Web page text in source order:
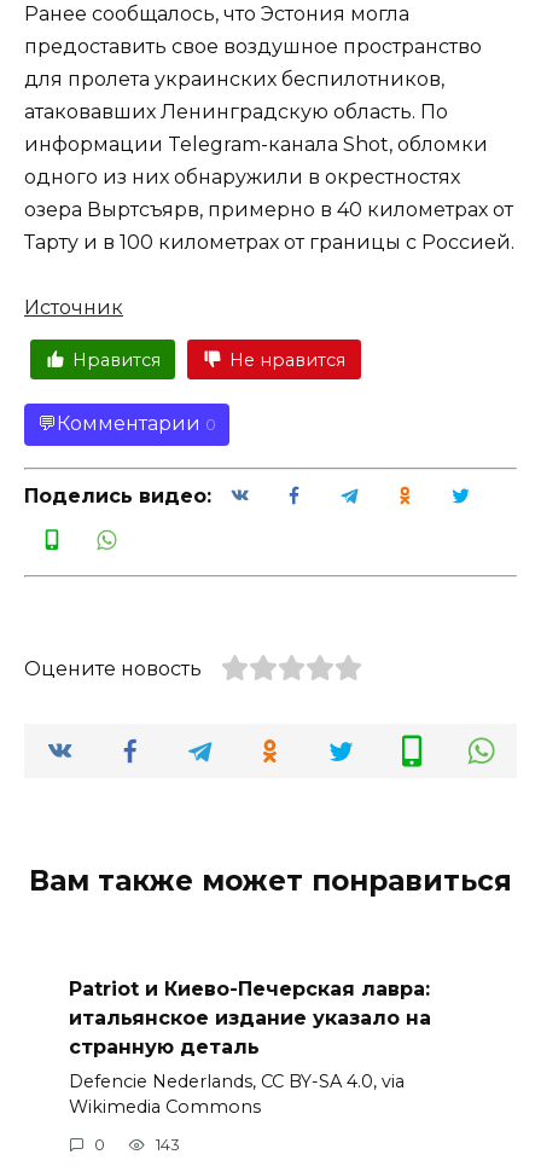
Ранее сообщалось, что Эстония могла
предоставить свое воздушное пространство
для пролета украинских беспилотников,
атаковавших Ленинградскую область. По
информации Telegram-канала Shot, обломки
одного из них обнаружили в окрестностях
озера Выртсъярв, примерно в 40 километрах от
Тарту и в 100 километрах от границы с Россией.
Источник
Нравится Не нравится
Комментарии 0
Поделись видео:
Оцените новость
Вам также может понравиться
Patriot и Киево-Печерская лавра:
итальянское издание указало на
странную деталь
Defencie Nederlands, CC BY-SA 4.0, via
Wikimedia Commons
0 143